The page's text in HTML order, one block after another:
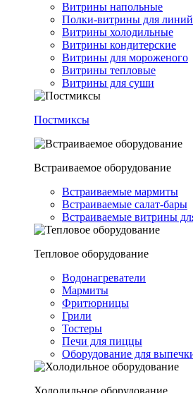
Витрины напольные
Полки-витрины для линий
Витрины холодильные
Витрины кондитерские
Витрины для мороженого
Витрины тепловые
Витрины для суши
Постмиксы
Встраиваемое оборудование
Встраиваемые мармиты
Встраиваемые салат-бары
Встраиваемые витрины
Тепловое оборудование
Водонагреватели
Мармиты
Фритюрницы
Грили
Тостеры
Печи для пиццы
Оборудование для
Холодильное оборудование